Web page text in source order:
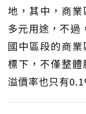
地，其中，商
多元用途，不過
國中區段的商
標下，不僅整
溢價率也只有